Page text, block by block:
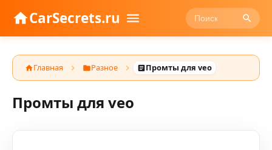
CarSecrets.ru
Главная Разное Промты для veo
Промты для veo